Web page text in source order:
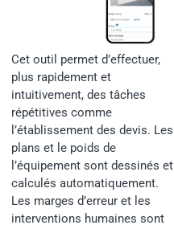
Cet outil permet d’effectuer,
plus rapidement et
intuitivement, des tâches
répétitives comme
l’établissement des devis. Les
plans et le poids de
l’équipement sont dessinés et
calculés automatiquement.
Les marges d’erreur et les
interventions humaines sont